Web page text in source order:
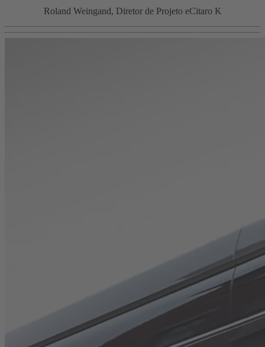
Roland Weingand, Diretor de Projeto eCitaro K